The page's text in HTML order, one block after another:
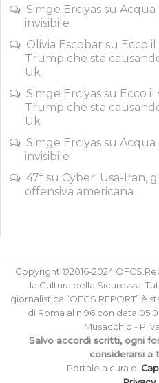
Simge Erciyas su Acqua
invisibile
Olivia Escobar su Ecco
Trump che sta
Uk
Simge Erciyas su Ecco
Trump che sta
Uk
Simge Erciyas su Acqua
invisibile
47f su Cyber: Usa-Iran,
offensiva americana
Copyright ©2016-2024
la Cultura della Sicurezza.
giornalistica “OFCS.REPORT” è
di Roma al n.96 con data
Musacchio -
Salvo accordi scritti, ogni
considerarsi a
Portale a cura di